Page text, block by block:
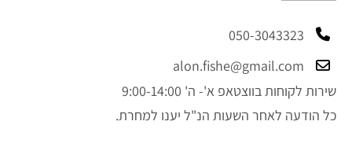
050-3043323
alon.fishe@gmail.com
שירות לקוחות בווצטאפ א'- ה' 9:00-14:00
כל הודעה לאחר השעות הנ"ל יענו למחרת.